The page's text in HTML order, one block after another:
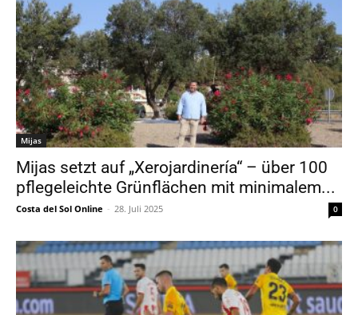
Mijas
Mijas setzt auf „Xerojardinería“ – über 100
pflegeleichte Grünflächen mit minimalem...
Costa del Sol Online - 28. Juli 2025 0